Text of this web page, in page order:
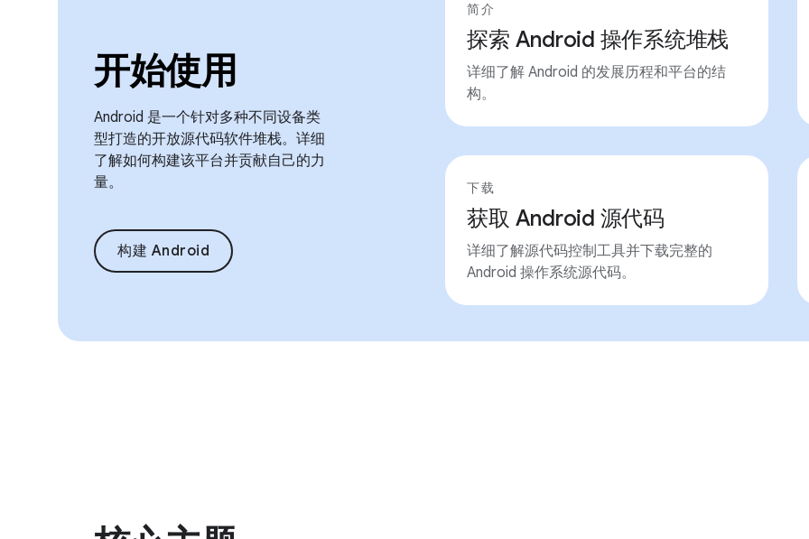
开始使用
Android 是一个针对多种不同设备类
型打造的开放源代码软件堆栈。详细
了解如何构建该平台并贡献自己的力
量。
构建 Android
简介
探索 Android 操作系统堆栈
详细了解 Android 的发展历程和平台的结
构。
下载
获取 Android 源代码
详细了解源代码控制工具并下载完整的
Android 操作系统源代码。